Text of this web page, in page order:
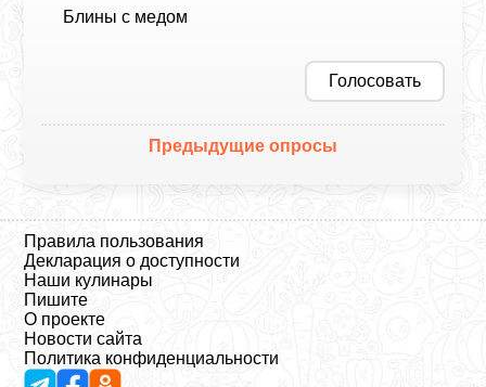
Блины с медом
Голосовать
Предыдущие опросы
Правила пользования
Декларация о доступности
Наши кулинары
Пишите
О проекте
Новости сайта
Политика конфиденциальности